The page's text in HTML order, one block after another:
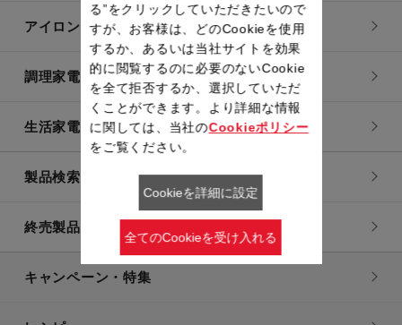
アイロン・衣類スチーマー
調理家電
生活家電
製品検索一覧
終売製品一覧
キャンペーン・特集
る”をクリックしていただきたいので
すが、お客様は、どのCookieを使用
するか、あるいは当社サイトを効果
的に閲覧するのに必要のないCookie
を全て拒否するか、選択していただ
くことができます。より詳細な情報
に関しては、当社のCookieポリシー
をご覧ください。
Cookieを詳細に設定
全てのCookieを受け入れる